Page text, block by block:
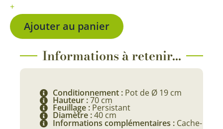
+
Ajouter au panier
Informations à retenir...
Conditionnement : Pot de Ø 19 cm
Hauteur :70 cm
Feuillage : Persistant
Diamètre :40 cm
Informations complémentaires : Cache-